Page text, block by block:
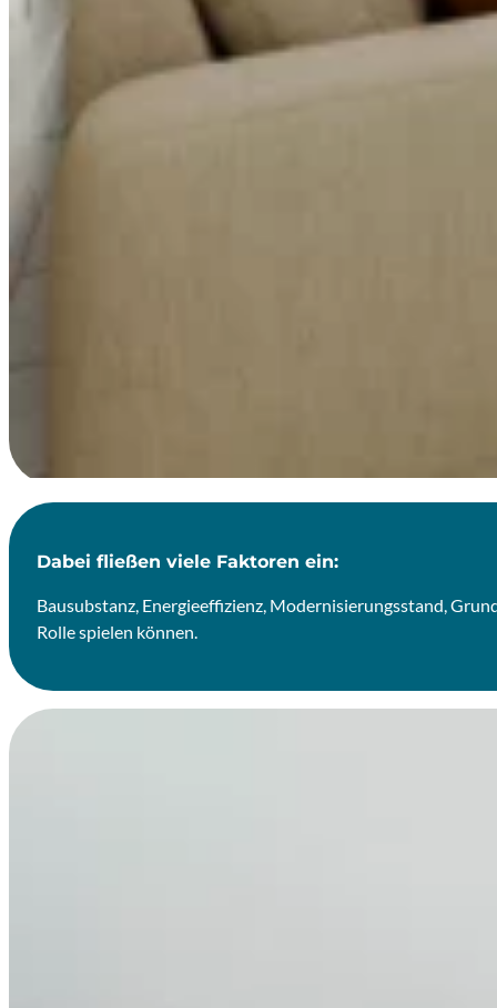
Dabei fließen viele Faktoren ein:
Bausubstanz, Energieeffizienz, Modernisierungsstand,
Rolle spielen können.